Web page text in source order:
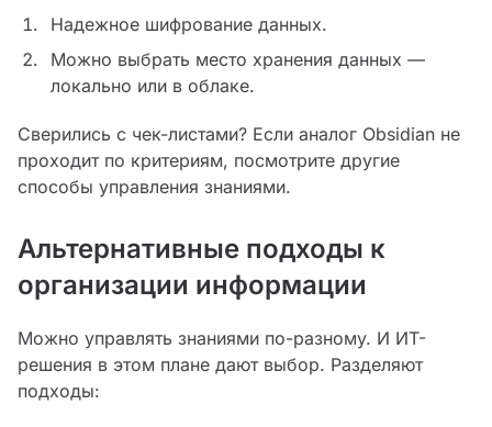
Надежное шифрование данных.
Можно выбрать место хранения данных —
локально или в облаке.
Сверились с чек-листами? Если аналог Obsidian не
проходит по критериям, посмотрите другие
способы управления знаниями.
Альтернативные подходы к
организации информации
Можно управлять знаниями по-разному. И ИТ-
решения в этом плане дают выбор. Разделяют
подходы: